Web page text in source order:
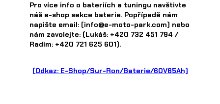
Pro více info o bateriích a tuningu navštivte
náš e-shop sekce baterie. Popřípadě nám
napište email: (info@e-moto-park.com) nebo
nám zavolejte: (Lukáš: +420 732 451 794 /
Radim: +420 721 625 601).
(Odkaz: E-Shop/Sur-Ron/Baterie/60V65Ah)